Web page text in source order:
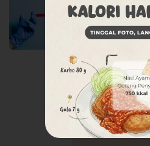
fee, biaya pemeliharaan platform.
TWINRIX )
daerah
Pagedangan
Harga Spesial
Rp2.555.500
Rp2.690.000 Diskon